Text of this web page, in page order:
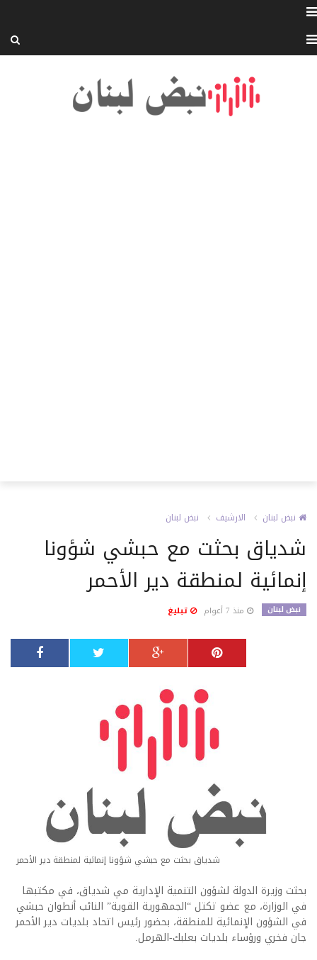
نبض لبنان الارشيف نبض لبنان
شدياق بحثت مع حبشي شؤونا
إنمائية لمنطقة دير الأحمر
نبض لبنان منذ 7 أعوام تبليغ
شدياق بحثت مع حبشي شؤونا إنمائية لمنطقة دير الأحمر
بحثت وزيرة الدولة لشؤون التنمية الإدارية مي شدياق، في مكتبها
في الوزارة، مع عضو تكتل “الجمهورية القوية” النائب أنطوان حبشي
في الشؤون الإنمائية للمنطقة، بحضور رئيس اتحاد بلديات دير الأحمر
جان فخري ورؤساء بلديات بعلبك-الهرمل.